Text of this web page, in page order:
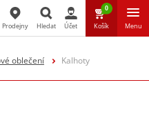
Prodejny Hledat Účet
0
Košík Menu
oblečení Kalhoty